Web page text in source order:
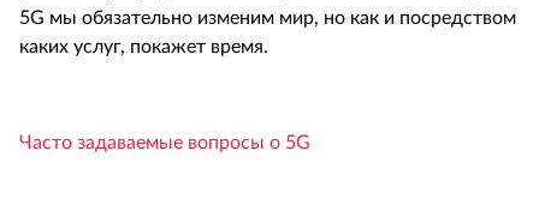
5G мы обязательно изменим мир, но как и посредством
каких услуг, покажет время.
Часто задаваемые вопросы о 5G